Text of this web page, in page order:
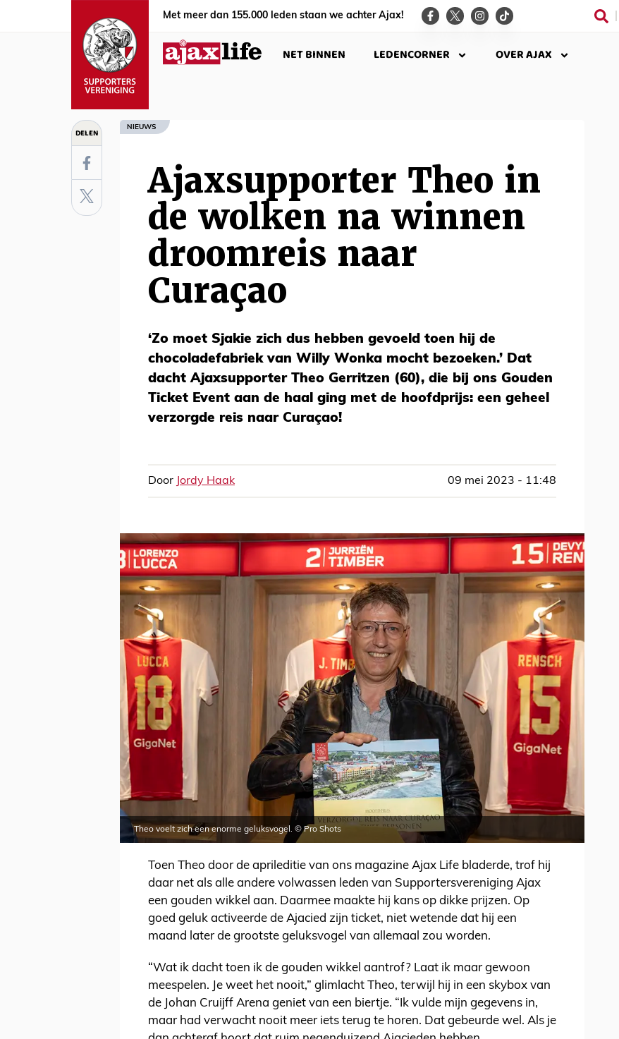
Met meer dan 155.000 leden staan we achter Ajax!
NET BINNEN LEDENCORNER OVER AJAX
DELEN NIEUWS
Ajaxsupporter Theo in
de wolken na winnen
droomreis naar
Curaçao
‘Zo moet Sjakie zich dus hebben gevoeld toen hij de
chocoladefabriek van Willy Wonka mocht bezoeken.’ Dat
dacht Ajaxsupporter Theo Gerritzen (60), die bij ons Gouden
Ticket Event aan de haal ging met de hoofdprijs: een geheel
verzorgde reis naar Curaçao!
Door Jordy Haak 09 mei 2023 - 11:48
Theo voelt zich een enorme geluksvogel. © Pro Shots
Toen Theo door de aprileditie van ons magazine Ajax Life bladerde, trof hij
daar net als alle andere volwassen leden van Supportersvereniging Ajax
een gouden wikkel aan. Daarmee maakte hij kans op dikke prijzen. Op
goed geluk activeerde de Ajacied zijn ticket, niet wetende dat hij een
maand later de grootste geluksvogel van allemaal zou worden.
“Wat ik dacht toen ik de gouden wikkel aantrof? Laat ik maar gewoon
meespelen. Je weet het nooit,” glimlacht Theo, terwijl hij in een skybox van
de Johan Cruijff Arena geniet van een biertje. “Ik vulde mijn gegevens in,
maar had verwacht nooit meer iets terug te horen. Dat gebeurde wel. Als je